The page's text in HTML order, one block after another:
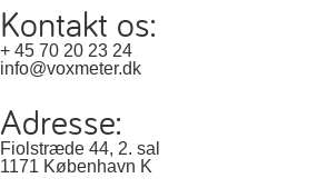
Kontakt os:
+ 45 70 20 23 24
info@voxmeter.dk
Adresse:
Fiolstræde 44, 2. sal
1171 København K